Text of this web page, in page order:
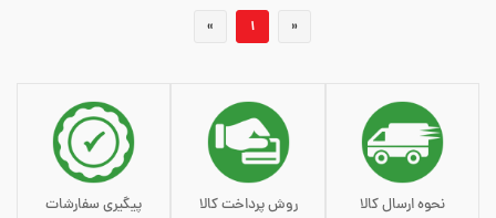
افزودن به سبد خرید
«
1
»
نحوه ارسال کالا روش پرداخت کالا پیگیری سفارشات